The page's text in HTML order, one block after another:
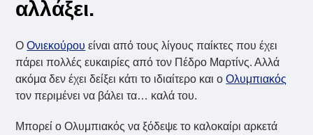
αλλάξει.
ΟΟνιεκούρου είναι από τους λίγους παίκτες που έχει
πάρει πολλές ευκαιρίες από τον Πέδρο Μαρτίνς. Αλλά
ακόμα δεν έχει δείξει κάτι το ιδιαίτερο και οΟλυμπιακός
τον περιμένει να βάλει τα… καλά του.
Μπορεί ο Ολυμπιακός να ξόδεψε το καλοκαίρι αρκετά